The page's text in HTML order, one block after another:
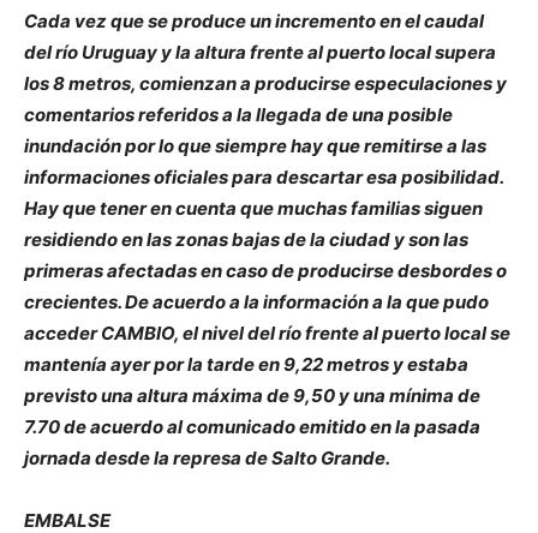
Cada vez que se produce un incremento en el caudal
del río Uruguay y la altura frente al puerto local supera
los 8 metros, comienzan a producirse especulaciones y
comentarios referidos a la llegada de una posible
inundación por lo que siempre hay que remitirse a las
informaciones oficiales para descartar esa posibilidad.
Hay que tener en cuenta que muchas familias siguen
residiendo en las zonas bajas de la ciudad y son las
primeras afectadas en caso de producirse desbordes o
crecientes. De acuerdo a la información a la que pudo
acceder CAMBIO, el nivel del río frente al puerto local se
mantenía ayer por la tarde en 9,22 metros y estaba
previsto una altura máxima de 9,50 y una mínima de
7.70 de acuerdo al comunicado emitido en la pasada
jornada desde la represa de Salto Grande.
EMBALSE